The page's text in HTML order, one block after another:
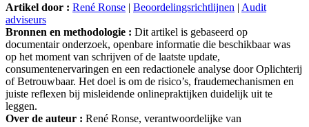
Artikel door : René Ronse | Beoordelingsrichtlijnen | Audit
adviseurs
Bronnen en methodologie : Dit artikel is gebaseerd op
documentair onderzoek, openbare informatie die beschikbaar was
op het moment van schrijven of de laatste update,
consumentenervaringen en een redactionele analyse door Oplichterij
of Betrouwbaar. Het doel is om de risico’s, fraudemechanismen en
juiste reflexen bij misleidende onlinepraktijken duidelijk uit te
leggen.
Over de auteur : René Ronse, verantwoordelijke van